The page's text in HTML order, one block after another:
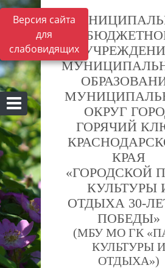
Версия сайта
для
слабовидящих
ОКРУГ
ГОРЯЧИЙ
КРАЯ
«ГОРОДСКОЙ
КУЛЬТУРЫ
ОТДЫХА 30-
ПОБЕДЫ»
(МБУ МО ГК
КУЛЬТУРЫ И
ОТДЫХА»)